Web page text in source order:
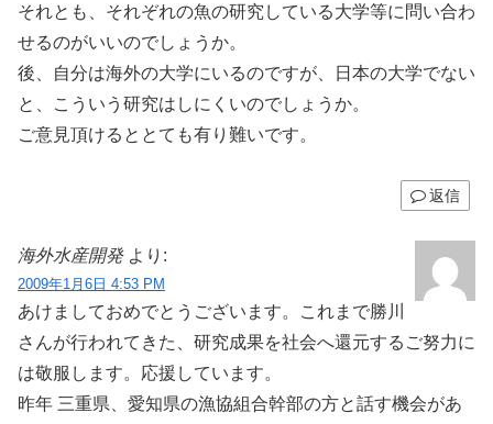
それとも、それぞれの魚の研究している大学等に問い合わ
せるのがいいのでしょうか。
後、自分は海外の大学にいるのですが、日本の大学でない
と、こういう研究はしにくいのでしょうか。
ご意見頂けるととても有り難いです。
返信
海外水産開発 より:
2009年1月6日 4:53 PM
あけましておめでとうございます。これまで勝川
さんが行われてきた、研究成果を社会へ還元するご努力に
は敬服します。応援しています。
昨年 三重県、愛知県の漁協組合幹部の方と話す機会があ